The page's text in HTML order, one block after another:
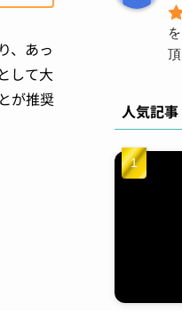
、あっ
して大
が推奨
人気記事